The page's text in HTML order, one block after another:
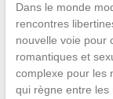
Dans le monde
rencontres
nouvelle voie pour
romantiques et
complexe pour les
qui règne entre